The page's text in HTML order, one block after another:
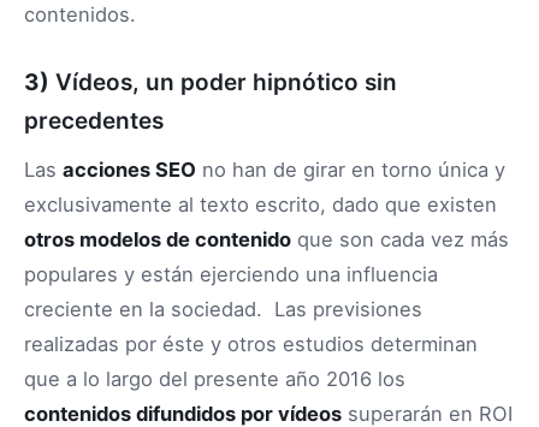
contenidos.
3) Vídeos, un poder hipnótico sin
precedentes
Las acciones SEO no han de girar en torno única y
exclusivamente al texto escrito, dado que existen
otros modelos de contenido que son cada vez más
populares y están ejerciendo una influencia
creciente en la sociedad. Las previsiones
realizadas por éste y otros estudios determinan
que a lo largo del presente año 2016 los
contenidos difundidos por vídeos superarán en ROI